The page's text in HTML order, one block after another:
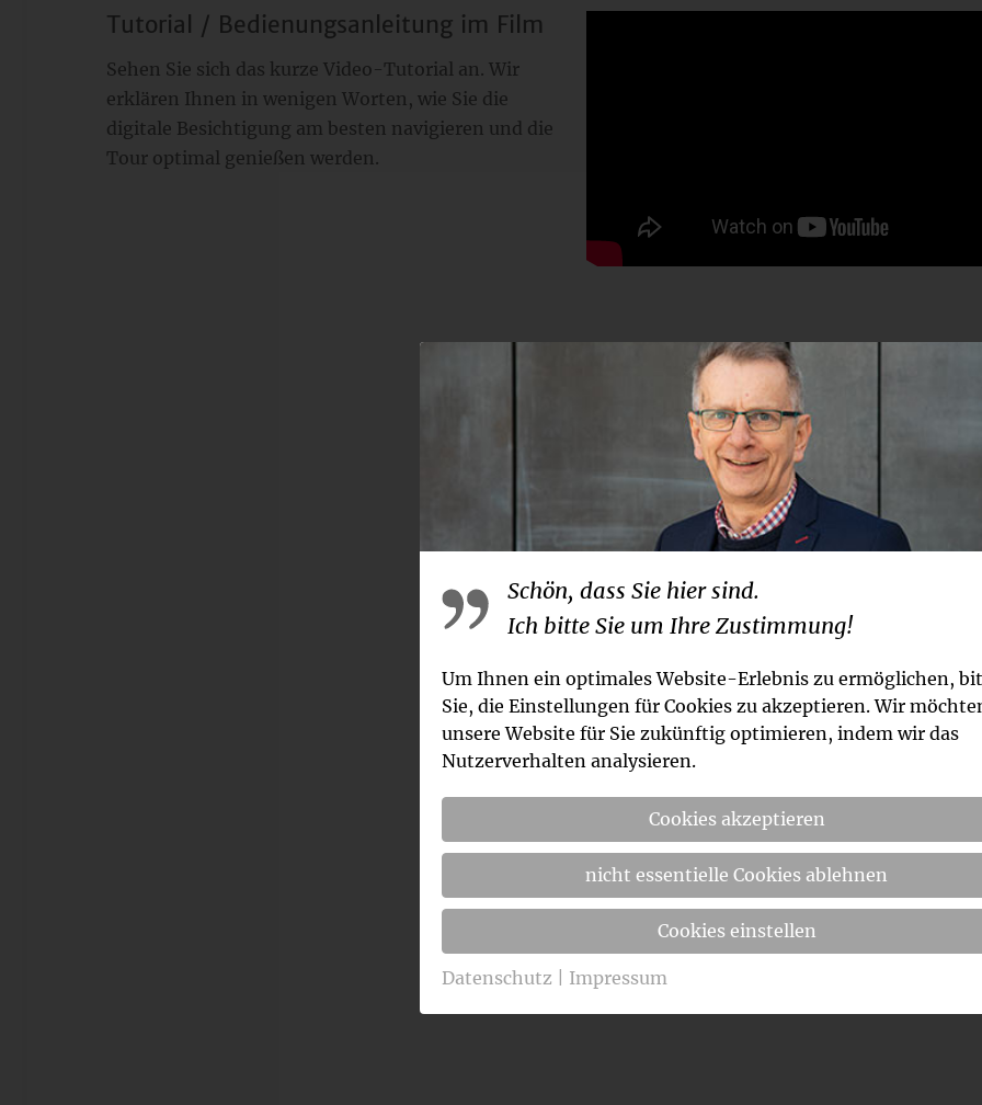
Tutorial / Bedienungsanleitung im Film
Sehen Sie sich das kurze Video-Tutorial an. Wir
erklären Ihnen in wenigen Worten, wie Sie die
digitale Besichtigung am besten navigieren und die
Tour optimal genießen werden.
Steigen Sie hier direkt in die digitale Tour ein
Schön, dass Sie hier sind.
Ich bitte Sie um Ihre Zustimmung!
Um Ihnen ein optimales Website-Erlebnis zu ermöglichen,
Sie, die Einstellungen für Cookies zu akzeptieren. Wir
unsere Website für Sie zukünftig optimieren, indem wir das
Nutzerverhalten analysieren.
Cookies akzeptieren
nicht essentielle Cookies ablehnen
Cookies einstellen
Datenschutz Impressum